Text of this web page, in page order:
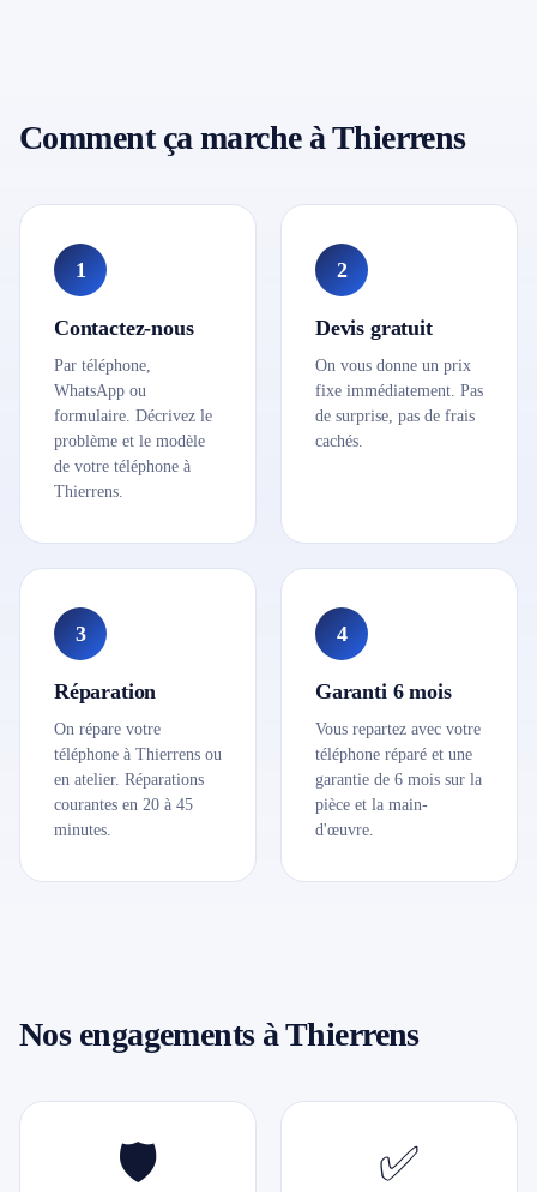
Comment ça marche à Thierrens
1
Contactez-nous
Par téléphone,
WhatsApp ou
formulaire. Décrivez le
problème et le modèle
de votre téléphone à
Thierrens.
2
Devis gratuit
On vous donne un prix
fixe immédiatement. Pas
de surprise, pas de frais
cachés.
3
Réparation
On répare votre
téléphone à Thierrens ou
en atelier. Réparations
courantes en 20 à 45
minutes.
4
Garanti 6 mois
Vous repartez avec votre
téléphone réparé et une
garantie de 6 mois sur la
pièce et la main-
d'œuvre.
Nos engagements à Thierrens
🛡️ ✅